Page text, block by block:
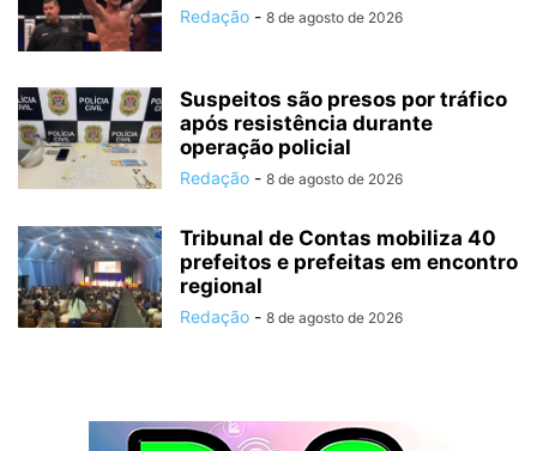
Redação - 8 de agosto de 2026
Suspeitos são presos por tráfico
após resistência durante
operação policial
Redação - 8 de agosto de 2026
Tribunal de Contas mobiliza 40
prefeitos e prefeitas em encontro
regional
Redação - 8 de agosto de 2026